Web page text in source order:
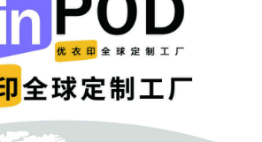
情况下，新品很难获得自然流量，需要
，进一步压缩利润空间。
建议
卖家应该认识到：